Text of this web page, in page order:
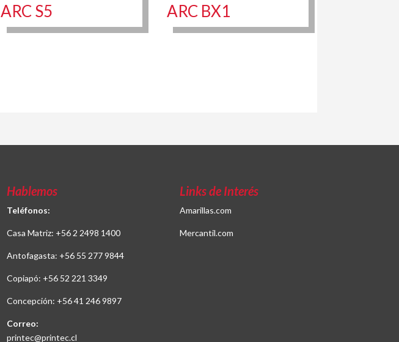
ARC S5 ARC BX1
Hablemos
Teléfonos:
Casa Matriz: +56 2 2498 1400
Antofagasta: +56 55 277 9844
Copiapó: +56 52 221 3349
Concepción: +56 41 246 9897
Correo:
printec@printec.cl
Links de Interés
Amarillas.com
Mercantil.com